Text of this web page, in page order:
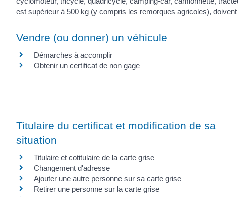
est supérieur à 500 kg (y compris les remorques agricoles),
Vendre (ou donner) un véhicule
Démarches à accomplir
Obtenir un certificat de non gage
Titulaire du certificat et modification de sa
situation
Titulaire et cotitulaire de la carte grise
Changement d'adresse
Ajouter une autre personne sur sa carte grise
Retirer une personne sur la carte grise